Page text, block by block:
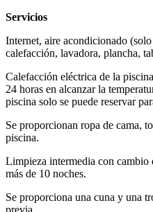
Servicios
Internet, aire acondicionado
calefacción, lavadora, plancha,
Calefacción eléctrica de la
24 horas en alcanzar la
piscina solo se puede reservar
Se proporcionan ropa de cama,
piscina.
Limpieza intermedia con cambio
más de 10 noches.
Se proporciona una cuna y una
previa.